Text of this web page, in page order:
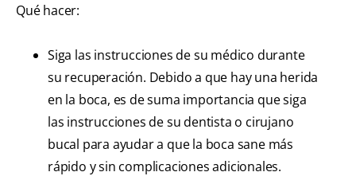
Qué hacer:
Siga las instrucciones de su médico durante
su recuperación. Debido a que hay una herida
en la boca, es de suma importancia que siga
las instrucciones de su dentista o cirujano
bucal para ayudar a que la boca sane más
rápido y sin complicaciones adicionales.